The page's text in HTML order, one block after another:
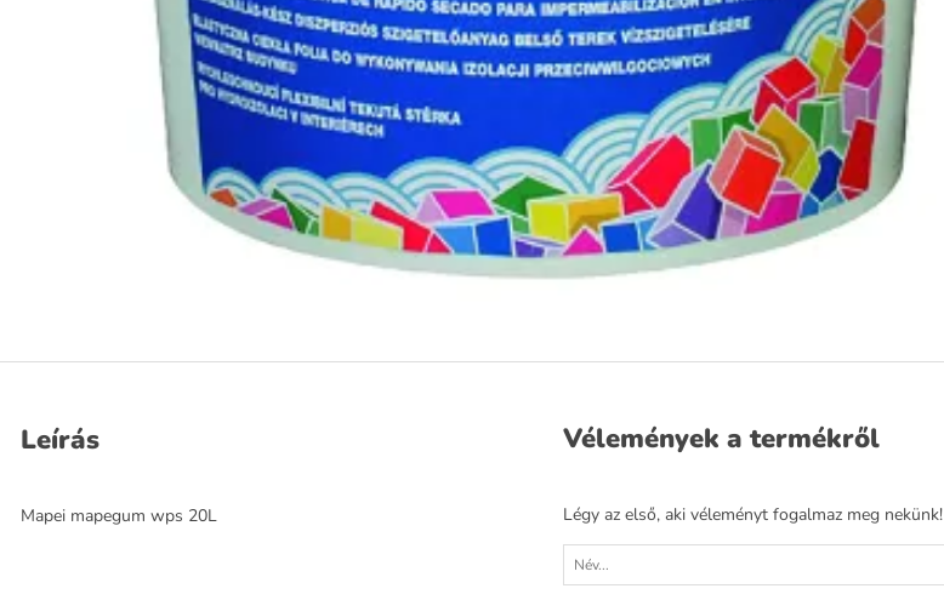
Leírás
Mapei mapegum wps 20L
Vélemények a termékről
Légy az első, aki véleményt fogalmaz meg nekünk!